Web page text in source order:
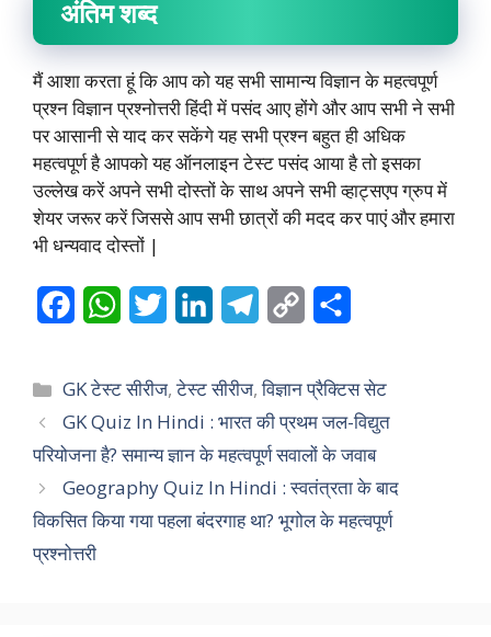
अंतिम शब्द
मैं आशा करता हूं कि आप को यह सभी सामान्य विज्ञान के महत्वपूर्ण
प्रश्न विज्ञान प्रश्नोत्तरी हिंदी में पसंद आए होंगे और आप सभी ने सभी
पर आसानी से याद कर सकेंगे यह सभी प्रश्न बहुत ही अधिक
महत्वपूर्ण है आपको यह ऑनलाइन टेस्ट पसंद आया है तो इसका
उल्लेख करें अपने सभी दोस्तों के साथ अपने सभी व्हाट्सएप ग्रुप में
शेयर जरूर करें जिससे आप सभी छात्रों की मदद कर पाएं और हमारा
भी धन्यवाद दोस्तों |
c
e
b
o
o
k
W
a
t
s
A
p
i
t
t
e
r
n
k
e
d
I
l
e
g
r
a
p
y
L
i
n
a
r
e
Categories
GK टेस्ट सीरीज,टेस्ट सीरीज,विज्ञान प्रैक्टिस सेट
GK Quiz In Hindi : भारत की प्रथम जल-विद्युत
परियोजना है? समान्य ज्ञान के महत्वपूर्ण सवालों के जवाब
Geography Quiz In Hindi : स्वतंत्रता के बाद
विकसित किया गया पहला बंदरगाह था? भूगोल के महत्वपूर्ण
प्रश्नोत्तरी